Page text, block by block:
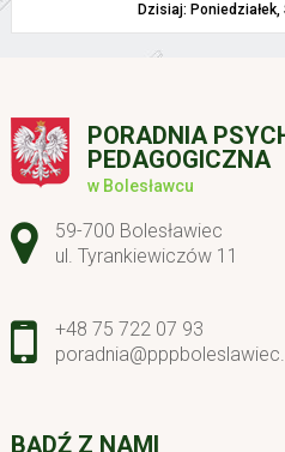
Dzisiaj:
PORADNIA
PEDAGOGICZNA
w Bolesławcu
Adres pocztowy:
59-700 Bolesławiec
ul. Tyrankiewiczów 11
+48 75 722 07 93
BĄDŹ Z NAMI